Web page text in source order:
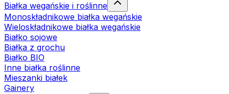
Białka wegańskie i roślinne
Monoskładnikowe białka wegańskie
Wieloskładnikowe białka wegańskie
Białko sojowe
Białka z grochu
Białko BIO
Inne białka roślinne
Mieszanki białek
Gainery